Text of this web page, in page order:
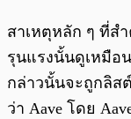
สาเหตุหลัก ๆ ที่ส
รุนแรงนั้นดูเหมือ
กล่าวนั้นจะถูกลิส
ว่า Aave โดย